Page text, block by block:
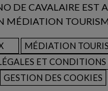
DE CAVALAIRE EST
MÉDIATION
MÉDIATION
ET CONDITIONS
GESTION DES COOKIES